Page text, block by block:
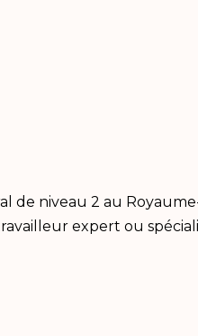
de niveau 2 au
expert ou